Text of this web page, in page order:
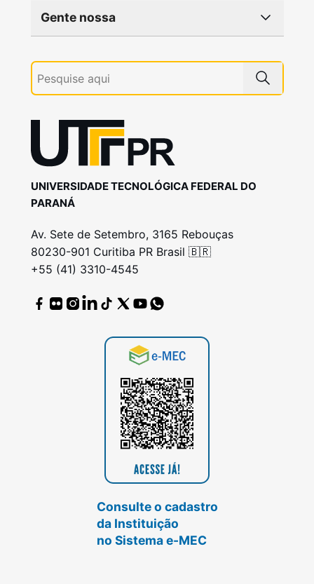
Gente nossa
UNIVERSIDADE TECNOLÓGICA FEDERAL DO
PARANÁ
Av. Sete de Setembro, 3165 Rebouças
80230-901 Curitiba PR Brasil 🇧🇷
+55 (41) 3310-4545
Consulte o cadastro
da Instituição
no Sistema e-MEC